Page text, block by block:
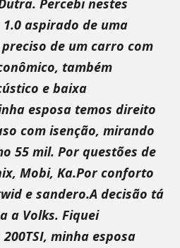
Percebi nestes
aspirado de uma
de um carro com
também
e baixa
esposa temos direito
com isenção, mirando
55 mil. Por questões de
Mobi, Ka.Por conforto
e sandero.A decisão tá
a Volks. Fiquei
minha esposa